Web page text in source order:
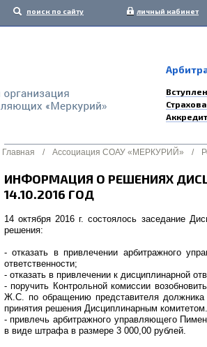
поиск по сайту личный кабинет
Главная / Ассоциация СОАУ «МЕРКУРИЙ» /
ИНФОРМАЦИЯ О РЕШЕНИЯХ
14.10.2016 ГОД
14 октября 2016 г. состоялось заседание
решения:
- отказать в привлечении арбитражного
ответственности;
- отказать в привлечении к дисциплинарной
- поручить Контрольной комиссии
Ж.С. по обращению представителя
принятия решения Дисциплинарным комитетом.
- привлечь арбитражного управляющего
в виде штрафа в размере 3 000,00 рублей.